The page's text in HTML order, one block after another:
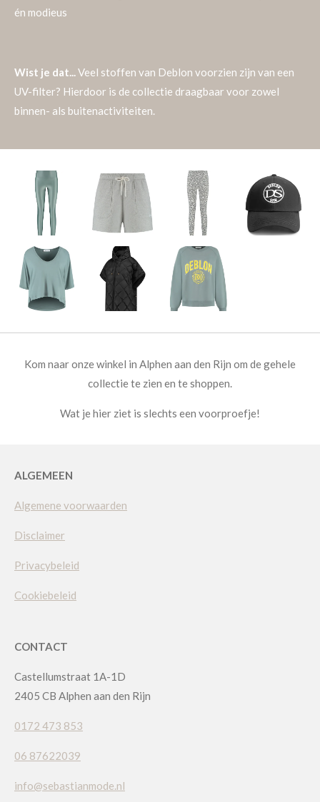
én modieus
Wist je dat...Veel stoffen van Deblon voorzien zijn van een
UV-filter? Hierdoor is de collectie draagbaar voor zowel
binnen- als buitenactiviteiten.
Kom naar onze winkel in Alphen aan den Rijn om de gehele
collectie te zien en te shoppen.
Wat je hier ziet is slechts een voorproefje!
ALGEMEEN
Algemene voorwaarden
Disclaimer
Privacybeleid
Cookiebeleid
CONTACT
Castellumstraat 1A-1D
2405 CB Alphen aan den Rijn
0172 473 853
06 87622039
info@sebastianmode.nl